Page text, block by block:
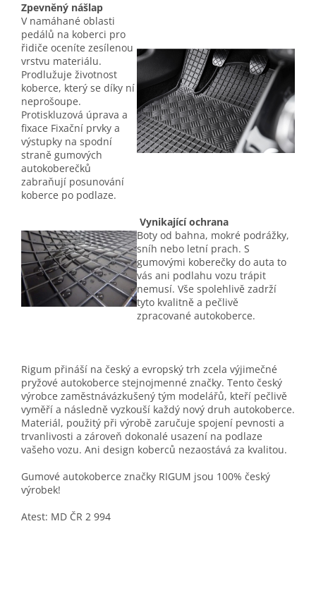
Zpevněný nášlap
V namáhané oblasti
pedálů na koberci pro
řidiče oceníte zesílenou
vrstvu materiálu.
Prodlužuje životnost
koberce, který se díky ní
neprošoupe.
Protiskluzová úprava a
fixace Fixační prvky a
výstupky na spodní
straně gumových
autokoberečků
zabraňují posunování
koberce po podlaze.
Vynikající ochrana
Boty od bahna, mokré podrážky,
sníh nebo letní prach. S
gumovými koberečky do auta to
vás ani podlahu vozu trápit
nemusí. Vše spolehlivě zadrží
tyto kvalitně a pečlivě
zpracované autokoberce.
Rigum přináší na český a evropský trh zcela výjimečné
pryžové autokoberce stejnojmenné značky. Tento český
výrobce zaměstnávázkušený tým modelářů, kteří pečlivě
vyměří a následně vyzkouší každý nový druh autokoberce.
Materiál, použitý při výrobě zaručuje spojení pevnosti a
trvanlivosti a zároveň dokonalé usazení na podlaze
vašeho vozu. Ani design koberců nezaostává za kvalitou.
Gumové autokoberce značky RIGUM jsou 100% český
výrobek!
Atest: MD ČR 2 994